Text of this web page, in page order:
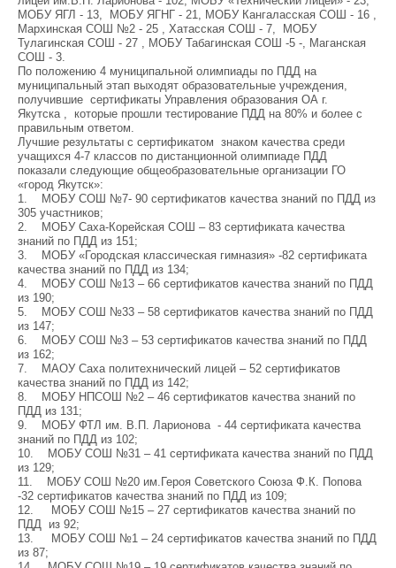
МОБУ ЯГЛ - 13, МОБУ ЯГНГ - 21, МОБУ Кангаласская СОШ - 16 ,
Мархинская СОШ №2 - 25 , Хатасская СОШ - 7, МОБУ
Тулагинская СОШ - 27 , МОБУ Табагинская СОШ -5 -, Маганская
СОШ - 3.
По положению 4 муниципальной олимпиады по ПДД на
муниципальный этап выходят образовательные учреждения,
получившие сертификаты Управления образования ОА г.
Якутска , которые прошли тестирование ПДД на 80% и более с
правильным ответом.
Лучшие результаты с сертификатом знаком качества среди
учащихся 4-7 классов по дистанционной олимпиаде ПДД
показали следующие общеобразовательные организации ГО
«город Якутск»:
1. МОБУ СОШ №7- 90 сертификатов качества знаний по ПДД из
305 участников;
2. МОБУ Саха-Корейская СОШ – 83 сертификата качества
знаний по ПДД из 151;
3. МОБУ «Городская классическая гимназия» -82 сертификата
качества знаний по ПДД из 134;
4. МОБУ СОШ №13 – 66 сертификатов качества знаний по ПДД
из 190;
5. МОБУ СОШ №33 – 58 сертификатов качества знаний по ПДД
из 147;
6. МОБУ СОШ №3 – 53 сертификатов качества знаний по ПДД
из 162;
7. МАОУ Саха политехнический лицей – 52 сертификатов
качества знаний по ПДД из 142;
8. МОБУ НПСОШ №2 – 46 сертификатов качества знаний по
ПДД из 131;
9. МОБУ ФТЛ им. В.П. Ларионова - 44 сертификата качества
знаний по ПДД из 102;
10. МОБУ СОШ №31 – 41 сертификата качества знаний по ПДД
из 129;
11. МОБУ СОШ №20 им.Героя Советского Союза Ф.К. Попова
-32 сертификатов качества знаний по ПДД из 109;
12. МОБУ СОШ №15 – 27 сертификатов качества знаний по
ПДД из 92;
13. МОБУ СОШ №1 – 24 сертификатов качества знаний по ПДД
из 87;